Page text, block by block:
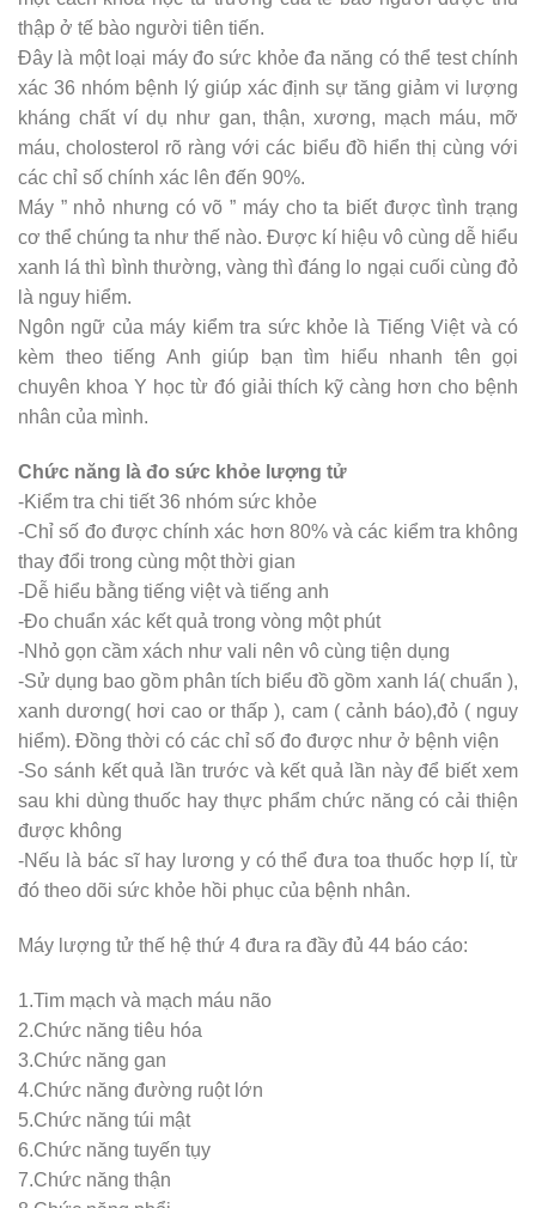
thập ở tế bào người tiên tiến.
Đây là một loại máy đo sức khỏe đa năng có thể test chính
xác 36 nhóm bệnh lý giúp xác định sự tăng giảm vi lượng
kháng chất ví dụ như gan, thận, xương, mạch máu, mỡ
máu, cholosterol rõ ràng với các biểu đồ hiển thị cùng với
các chỉ số chính xác lên đến 90%.
Máy ” nhỏ nhưng có võ ” máy cho ta biết được tình trạng
cơ thể chúng ta như thế nào. Được kí hiệu vô cùng dễ hiểu
xanh lá thì bình thường, vàng thì đáng lo ngại cuối cùng đỏ
là nguy hiểm.
Ngôn ngữ của máy kiểm tra sức khỏe là Tiếng Việt và có
kèm theo tiếng Anh giúp bạn tìm hiểu nhanh tên gọi
chuyên khoa Y học từ đó giải thích kỹ càng hơn cho bệnh
nhân của mình.
Chức năng là đo sức khỏe lượng tử
-Kiểm tra chi tiết 36 nhóm sức khỏe
-Chỉ số đo được chính xác hơn 80% và các kiểm tra không
thay đổi trong cùng một thời gian
-Dễ hiểu bằng tiếng việt và tiếng anh
-Đo chuẩn xác kết quả trong vòng một phút
-Nhỏ gọn cầm xách như vali nên vô cùng tiện dụng
-Sử dụng bao gồm phân tích biểu đồ gồm xanh lá( chuẩn ),
xanh dương( hơi cao or thấp ), cam ( cảnh báo),đỏ ( nguy
hiểm). Đồng thời có các chỉ số đo được như ở bệnh viện
-So sánh kết quả lần trước và kết quả lần này để biết xem
sau khi dùng thuốc hay thực phẩm chức năng có cải thiện
được không
-Nếu là bác sĩ hay lương y có thể đưa toa thuốc hợp lí, từ
đó theo dõi sức khỏe hồi phục của bệnh nhân.
Máy lượng tử thế hệ thứ 4 đưa ra đầy đủ 44 báo cáo:
1.Tim mạch và mạch máu não
2.Chức năng tiêu hóa
3.Chức năng gan
4.Chức năng đường ruột lớn
5.Chức năng túi mật
6.Chức năng tuyến tụy
7.Chức năng thận